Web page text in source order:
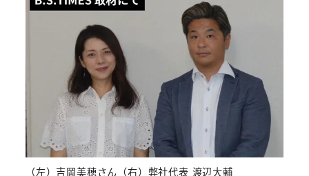
（左）吉岡美穂さん（右）弊社代表 渡辺大輔